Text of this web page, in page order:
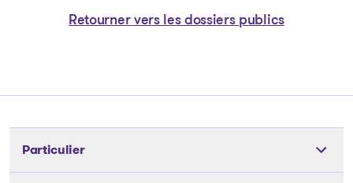
Retourner vers les dossiers publics
Particulier